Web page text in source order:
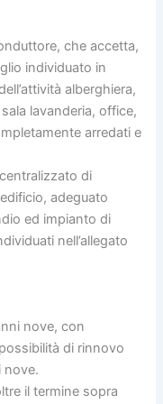
che accetta,
individuato in
alberghiera,
lavanderia, office,
arredati e
di
adeguato
ed impianto di
nell’allegato
nove, con
di rinnovo
nove.
il termine sopra